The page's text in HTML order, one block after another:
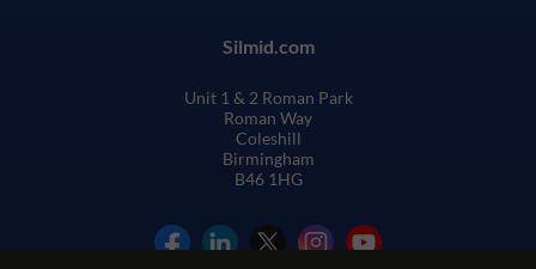
Silmid.com
Unit 1 & 2 Roman Park
Roman Way
Coleshill
Birmingham
B46 1HG